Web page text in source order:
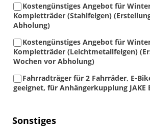
Kostengünstiges Angebot für
Kompletträder (Stahlfelgen)
Abholung)
Kostengünstiges Angebot für
Kompletträder (Leichtmetallfelgen)
Wochen vor Abholung)
Fahrradträger für 2 Fahrräder, E-
geeignet, für Anhängerkupplung JAKE
Sonstiges